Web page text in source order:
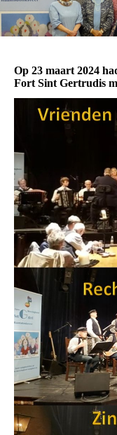
Op 23 maart 2024
Fort Sint Gertrudis